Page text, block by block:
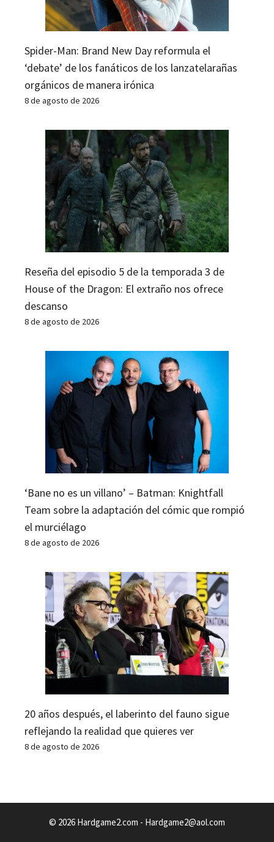
Spider-Man: Brand New Day reformula el
‘debate’ de los fanáticos de los lanzatelarañas
orgánicos de manera irónica
8 de agosto de 2026
Reseña del episodio 5 de la temporada 3 de
House of the Dragon: El extraño nos ofrece
descanso
8 de agosto de 2026
‘Bane no es un villano’ – Batman: Knightfall
Team sobre la adaptación del cómic que rompió
el murciélago
8 de agosto de 2026
20 años después, el laberinto del fauno sigue
reflejando la realidad que quieres ver
8 de agosto de 2026
© 2026 Hardgame2.com - Hardgame2@aol.com